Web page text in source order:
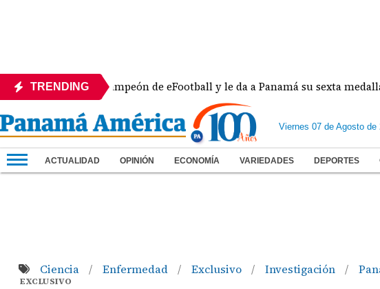
TRENDING
se corona campeón de eFootball y le da a Panamá su sexta medalla de
Viernes 07 de Agosto de
ACTUALIDAD OPINIÓN ECONOMÍA VARIEDADES DEPORTES
Ciencia / Enfermedad / Exclusivo / Investigación /
EXCLUSIVO